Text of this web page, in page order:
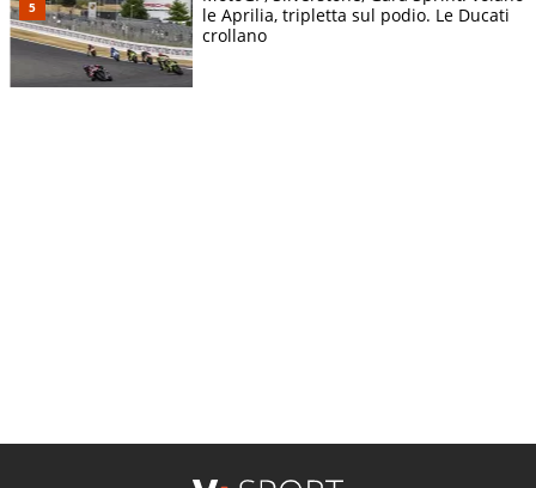
le Aprilia, tripletta sul podio. Le Ducati
crollano